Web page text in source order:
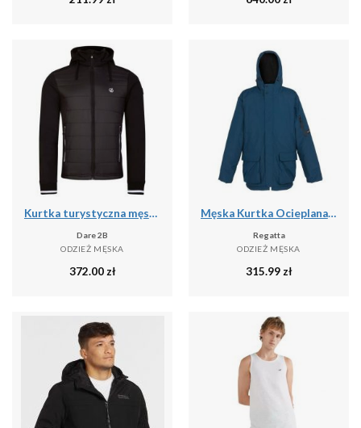
Kurtka turystyczna męska Dare2b Shield softshell
Dare 2B
ODZIEŻ MĘSKA
372.00 zł
Męska Kurtka Ocieplana Volter
Regatta
ODZIEŻ MĘSKA
315.99 zł